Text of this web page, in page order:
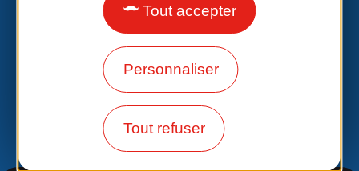
Tout accepter
Personnaliser
Tout refuser
Lissac sur Couze (19)